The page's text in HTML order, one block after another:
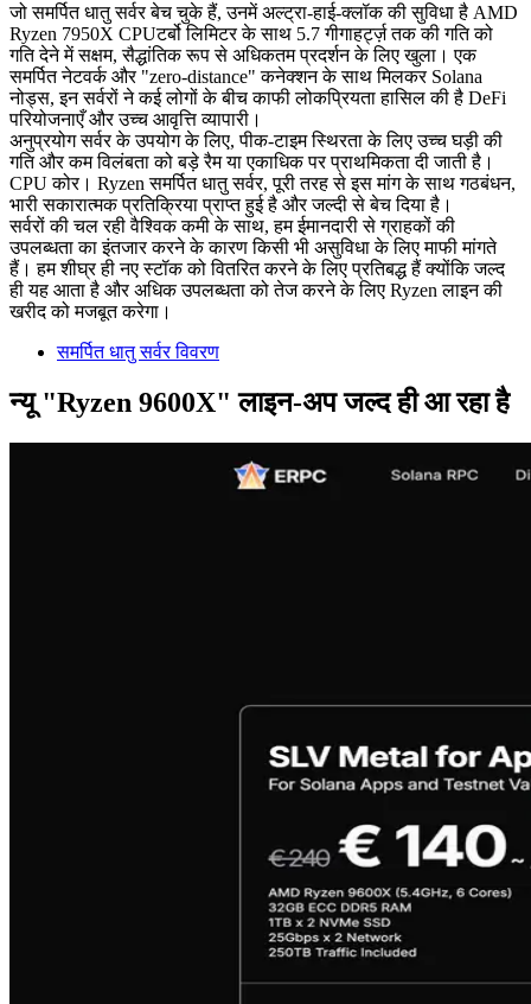
जो समर्पित धातु सर्वर बेच चुके हैं, उनमें अल्ट्रा-हाई-क्लॉक की सुविधा है AMD
Ryzen 7950X CPUटर्बो लिमिटर के साथ 5.7 गीगाहर्ट्ज़ तक की गति को
गति देने में सक्षम, सैद्धांतिक रूप से अधिकतम प्रदर्शन के लिए खुला। एक
समर्पित नेटवर्क और "zero-distance" कनेक्शन के साथ मिलकर Solana
नोड्स, इन सर्वरों ने कई लोगों के बीच काफी लोकप्रियता हासिल की है DeFi
परियोजनाएँ और उच्च आवृत्ति व्यापारी।
अनुप्रयोग सर्वर के उपयोग के लिए, पीक-टाइम स्थिरता के लिए उच्च घड़ी की
गति और कम विलंबता को बड़े रैम या एकाधिक पर प्राथमिकता दी जाती है।
CPU कोर। Ryzen समर्पित धातु सर्वर, पूरी तरह से इस मांग के साथ गठबंधन,
भारी सकारात्मक प्रतिक्रिया प्राप्त हुई है और जल्दी से बेच दिया है।
सर्वरों की चल रही वैश्विक कमी के साथ, हम ईमानदारी से ग्राहकों की
उपलब्धता का इंतजार करने के कारण किसी भी असुविधा के लिए माफी मांगते
हैं। हम शीघ्र ही नए स्टॉक को वितरित करने के लिए प्रतिबद्ध हैं क्योंकि जल्द
ही यह आता है और अधिक उपलब्धता को तेज करने के लिए Ryzen लाइन की
खरीद को मजबूत करेगा।
समर्पित धातु सर्वर विवरण
न्यू "Ryzen 9600X" लाइन-अप जल्द ही आ रहा है